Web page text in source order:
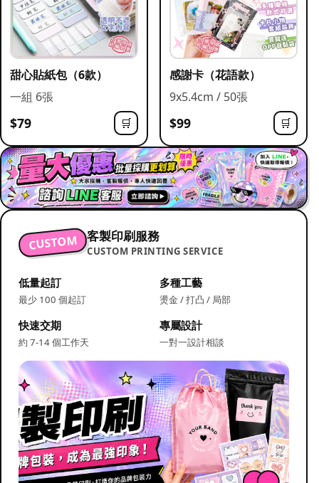
甜心貼紙包（6款）
一組 6張
$79 🛒
感謝卡（花語款）
9x5.4cm / 50張
$99 🛒
CUSTOM 客製印刷服務
CUSTOM PRINTING SERVICE
低量起訂
最少 100 個起訂
多種工藝
燙金 / 打凸 / 局部
快速交期
約 7-14 個工作天
專屬設計
一對一設計相談